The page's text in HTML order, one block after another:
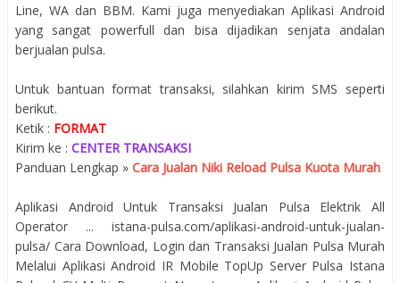
Line, WA dan BBM. Kami juga menyediakan Aplikasi Android
yang sangat powerfull dan bisa dijadikan senjata andalan
berjualan pulsa.
Untuk bantuan format transaksi, silahkan kirim SMS seperti
berikut.
Ketik : FORMAT
Kirim ke : CENTER TRANSAKSI
Panduan Lengkap » Cara Jualan Niki Reload Pulsa Kuota Murah
Aplikasi Android Untuk Transaksi Jualan Pulsa Elektrik All
Operator ... istana-pulsa.com/aplikasi-android-untuk-jualan-
pulsa/ Cara Download, Login dan Transaksi Jualan Pulsa Murah
Melalui Aplikasi Android IR Mobile TopUp Server Pulsa Istana